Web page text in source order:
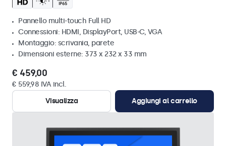
Pannello multi-touch Full HD
Connessioni: HDMI, DisplayPort, USB-C, VGA
Montaggio: scrivania, parete
Dimensioni esterne: 373 x 232 x 33 mm
€ 459,00
€ 559,98 IVA incl.
Visualizza
Aggiungi al carrello